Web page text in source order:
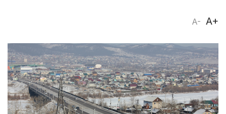
A- A+